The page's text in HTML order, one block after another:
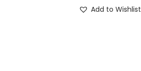
Add to Wishlist